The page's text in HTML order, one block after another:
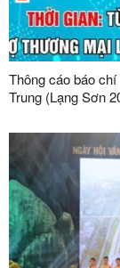
Thông cáo báo
Trung (Lạng Sơn